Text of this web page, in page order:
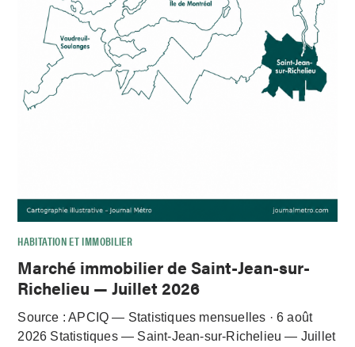
HABITATION ET IMMOBILIER
Marché immobilier de Saint-Jean-sur-
Richelieu — Juillet 2026
Source : APCIQ — Statistiques mensuelles · 6 août
2026 Statistiques — Saint-Jean-sur-Richelieu — Juillet